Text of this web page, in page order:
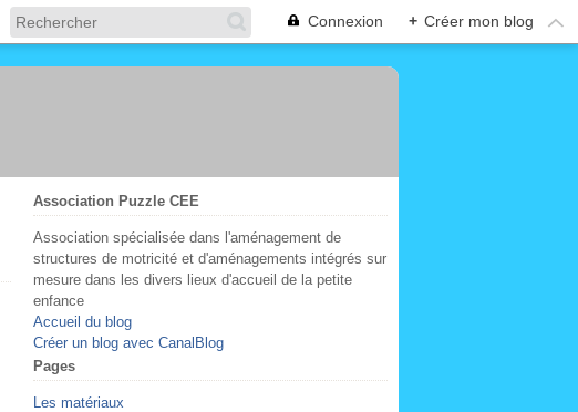
Connexion + Créer mon blog
Association Puzzle CEE
Association spécialisée dans l'aménagement de
structures de motricité et d'aménagements intégrés sur
mesure dans les divers lieux d'accueil de la petite
enfance
Accueil du blog
Créer un blog avec CanalBlog
Pages
Les matériaux